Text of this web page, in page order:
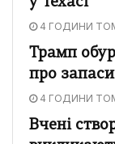
4 ГОДИНИ
Трамп
про
4 ГОДИНИ
Вчені